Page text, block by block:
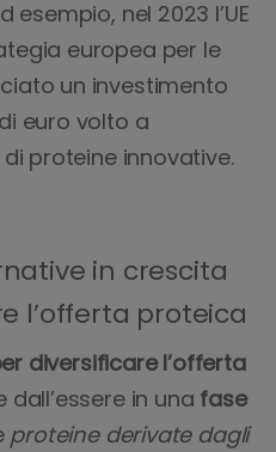
esempio, nel 2023 l’UE
europea per le
un investimento
euro volto a
proteine innovative.
in crescita
l’offerta proteica
diversificare l’offerta
in una fase
proteine derivate dagli